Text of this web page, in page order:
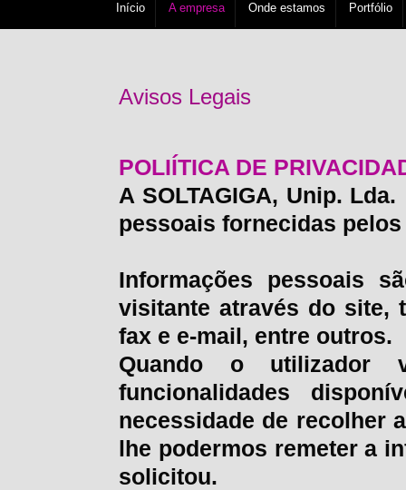
Início A empresa Onde estamos Portfólio
Avisos Legais
POLIÍTICA DE
A SOLTAGIGA, Unip.
pessoais fornecidas
Informações pessoais
visitante através do site,
fax e e-mail, entre outros.
Quando o utilizador
funcionalidades
necessidade de recolher
lhe podermos remeter a
solicitou.